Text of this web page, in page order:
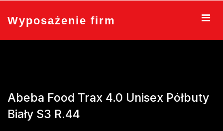
content
Wyposażenie firm
Abeba Food Trax 4.0 Unisex Półbuty
Biały S3 R.44